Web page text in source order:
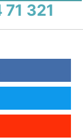
321